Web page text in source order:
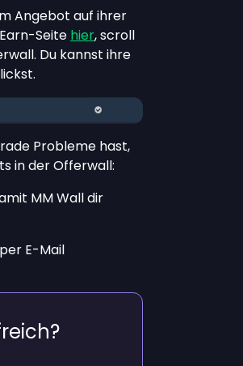
Angebot auf ihrer
Seite hier, scroll
Du kannst ihre
Probleme hast,
in der Offerwall:
MM Wall dir
E-Mail